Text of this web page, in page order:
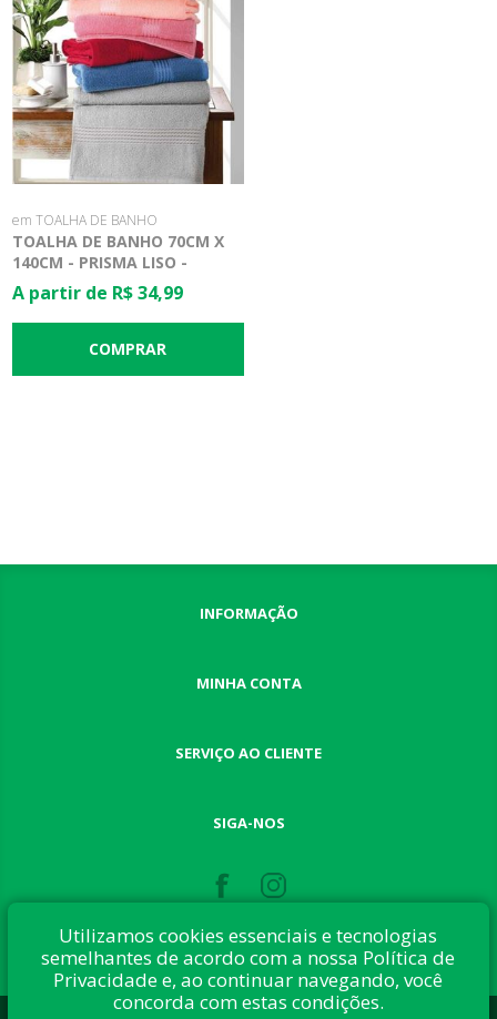
em TOALHA DE BANHO
TOALHA DE BANHO 70CM X
140CM - PRISMA LISO -
DOHLER
A partir de R$ 34,99
INFORMAÇÃO
MINHA CONTA
SERVIÇO AO CLIENTE
SIGA-NOS
Desenvolvido com:nopCommerce
Utilizamos cookies essenciais e tecnologias
semelhantes de acordo com a nossa Política de
Privacidade e, ao continuar navegando, você
concorda com estas condições.